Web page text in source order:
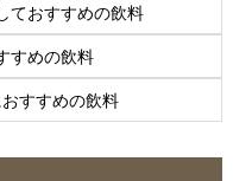
ておすすめの飲料
すめの飲料
すすめの飲料